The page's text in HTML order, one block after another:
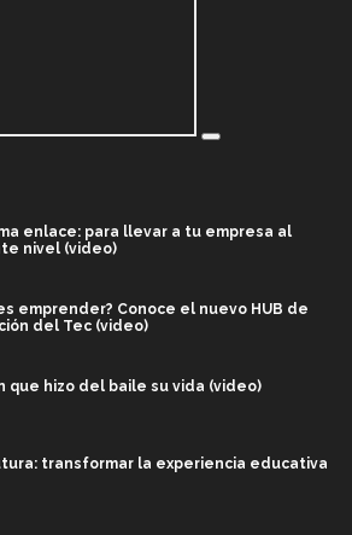
enlace: para llevar a tu empresa al
nivel (video)
emprender? Conoce el nuevo HUB de
del Tec (video)
que hizo del baile su vida (video)
transformar la experiencia educativa